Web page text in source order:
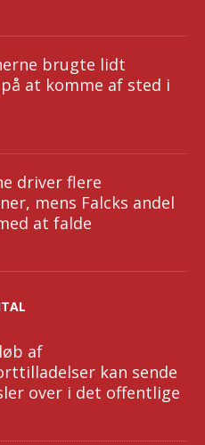
brugte lidt
at komme af sted i
driver flere
mens Falcks andel
at falde
af
kan sende
over i det offentlige